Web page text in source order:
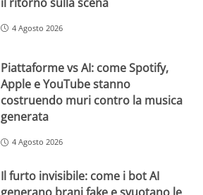
4 Agosto 2026
Piattaforme vs AI: come Spotify,
Apple e YouTube stanno
costruendo muri contro la musica
generata
4 Agosto 2026
Il furto invisibile: come i bot AI